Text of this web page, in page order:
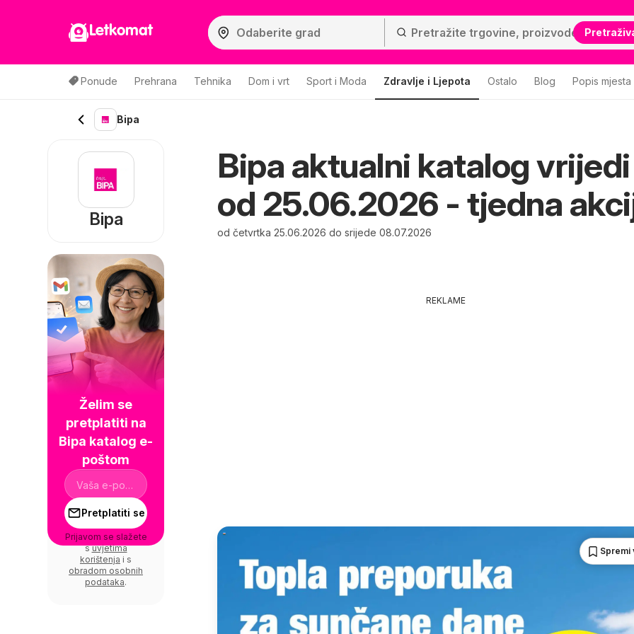
Letkomat
Ponude Prehrana Tehnika Dom i vrt Sport i Moda Zdravlje i Ljepota Ostalo Blog Popis mjesta
Bipa
Bipa aktualni katalog vrijedi
od 25.06.2026 - tjedna
od četvrtka 25.06.2026 do srijede 08.07.2026
REKLAME
Spremi
Bipa
Želim se
pretplatiti na
Bipa katalog e-
poštom
Pretplatiti se
Prijavom se slažete
suvjetima
korištenja i s
obradom osobnih
podataka.